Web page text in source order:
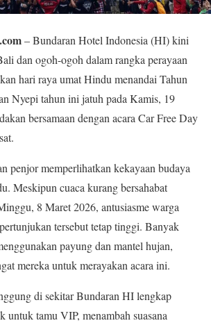
– Bundaran Hotel Indonesia (HI) kini
dan ogoh-ogoh dalam rangka perayaan
hari raya umat Hindu menandai Tahun
Nyepi tahun ini jatuh pada Kamis, 19
bersamaan dengan acara Car Free Day
penjor memperlihatkan kekayaan budaya
Meskipun cuaca kurang bersahabat
8 Maret 2026, antusiasme warga
tersebut tetap tinggi. Banyak
payung dan mantel hujan,
mereka untuk merayakan acara ini.
di sekitar Bundaran HI lengkap
untuk tamu VIP, menambah suasana